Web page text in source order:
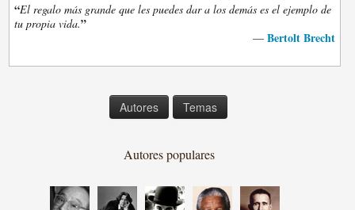
“El regalo más grande que les puedes dar a los demás es el ejemplo de
tu propia vida.”
— Bertolt Brecht
Autores Temas
Autores populares